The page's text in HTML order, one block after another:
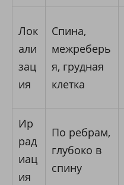
Лок
али
зац
ия
Спина,
межреберь
я, грудная
клетка
Ир
рад
иац
ия
По ребрам,
глубоко в
спину